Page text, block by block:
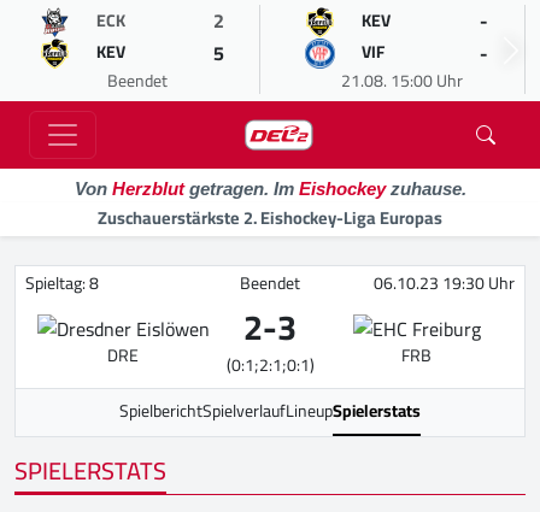
ECK 2
KEV 5
Beendet
KEV -
VIF -
21.08. 15:00 Uhr
Von Herzblutgetragen. Im Eishockeyzuhause.
Zuschauerstärkste 2. Eishockey-Liga Europas
Spieltag: 8 Beendet 06.10.23 19:30 Uhr
DRE 2-3
(0:1;2:1;0:1)
FRB
SpielberichtSpielverlaufLineupSpielerstats
SPIELERSTATS